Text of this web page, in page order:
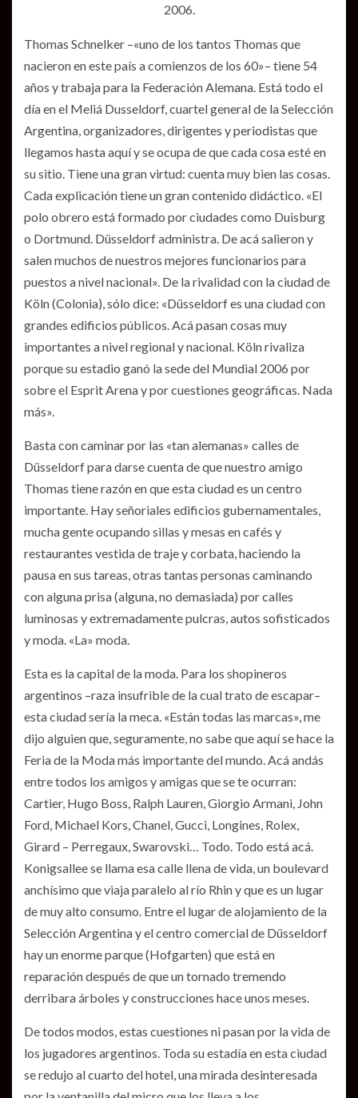
2006.
Thomas Schnelker –«uno de los tantos Thomas que
nacieron en este país a comienzos de los 60»– tiene 54
años y trabaja para la Federación Alemana. Está todo el
día en el Meliá Dusseldorf, cuartel general de la Selección
Argentina, organizadores, dirigentes y periodistas que
llegamos hasta aquí y se ocupa de que cada cosa esté en
su sitio. Tiene una gran virtud: cuenta muy bien las cosas.
Cada explicación tiene un gran contenido didáctico. «El
polo obrero está formado por ciudades como Duisburg
o Dortmund. Düsseldorf administra. De acá salieron y
salen muchos de nuestros mejores funcionarios para
puestos a nivel nacional». De la rivalidad con la ciudad de
Köln (Colonia), sólo dice: «Düsseldorf es una ciudad con
grandes edificios públicos. Acá pasan cosas muy
importantes a nivel regional y nacional. Köln rivaliza
porque su estadio ganó la sede del Mundial 2006 por
sobre el Esprit Arena y por cuestiones geográficas. Nada
más».
Basta con caminar por las «tan alemanas» calles de
Düsseldorf para darse cuenta de que nuestro amigo
Thomas tiene razón en que esta ciudad es un centro
importante. Hay señoriales edificios gubernamentales,
mucha gente ocupando sillas y mesas en cafés y
restaurantes vestida de traje y corbata, haciendo la
pausa en sus tareas, otras tantas personas caminando
con alguna prisa (alguna, no demasiada) por calles
luminosas y extremadamente pulcras, autos sofisticados
y moda. «La» moda.
Esta es la capital de la moda. Para los shopineros
argentinos –raza insufrible de la cual trato de escapar–
esta ciudad sería la meca. «Están todas las marcas», me
dijo alguien que, seguramente, no sabe que aquí se hace la
Feria de la Moda más importante del mundo. Acá andás
entre todos los amigos y amigas que se te ocurran:
Cartier, Hugo Boss, Ralph Lauren, Giorgio Armani, John
Ford, Michael Kors, Chanel, Gucci, Longines, Rolex,
Girard – Perregaux, Swarovski… Todo. Todo está acá.
Konigsallee se llama esa calle llena de vida, un boulevard
anchísimo que viaja paralelo al río Rhin y que es un lugar
de muy alto consumo. Entre el lugar de alojamiento de la
Selección Argentina y el centro comercial de Düsseldorf
hay un enorme parque (Hofgarten) que está en
reparación después de que un tornado tremendo
derribara árboles y construcciones hace unos meses.
De todos modos, estas cuestiones ni pasan por la vida de
los jugadores argentinos. Toda su estadía en esta ciudad
se redujo al cuarto del hotel, una mirada desinteresada